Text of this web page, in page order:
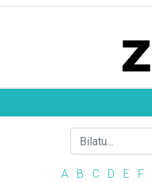
A B C D E F